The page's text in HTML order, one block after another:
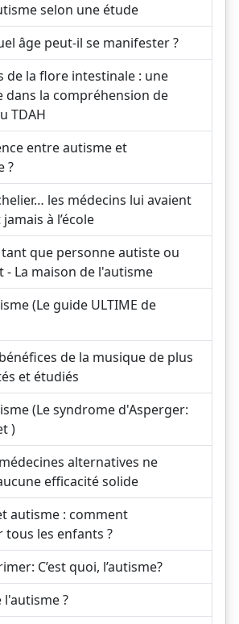
selon une étude
âge peut-il se manifester ?
de la flore intestinale : une
dans la compréhension de
TDAH
entre autisme et
?
les médecins lui avaient
à l’école
tant que personne autiste ou
- La maison de l'autisme
(Le guide ULTIME de
de la musique de plus
et étudiés
(Le syndrome d'Asperger:
)
alternatives ne
efficacité solide
autisme : comment
tous les enfants ?
C’est quoi, l’autisme?
l'autisme ?